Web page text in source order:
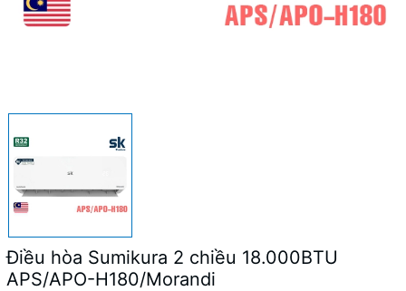
Điều hòa Sumikura 2 chiều 18.000BTU
APS/APO-H180/Morandi